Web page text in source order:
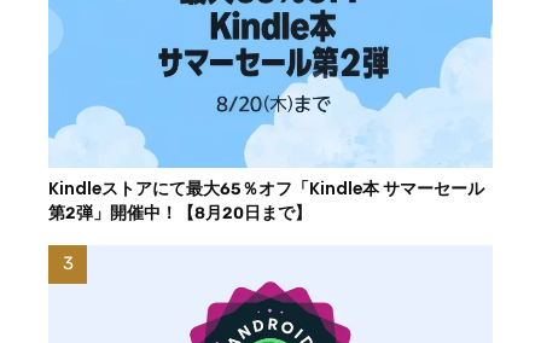
Kindleストアにて最大65％オフ「Kindle本 サマーセール
第2弾」開催中！【8月20日まで】